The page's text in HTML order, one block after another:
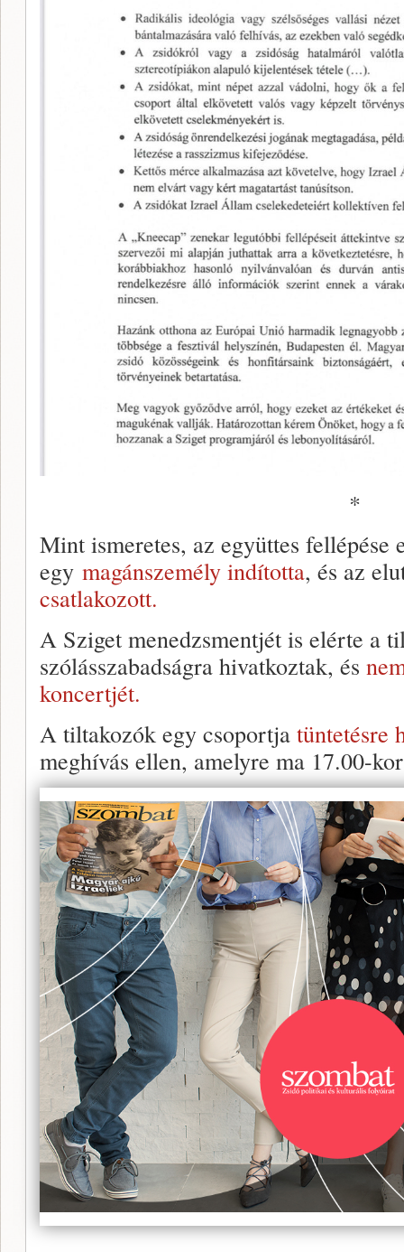
*
Mint ismeretes, az együttes fellépése
egy magánszemély indította, és az
csatlakozott.
A Sziget menedzsmentjét is elérte a
szólásszabadságra hivatkoztak, és
koncertjét.
A tiltakozók egy csoportja tüntetésre
meghívás ellen, amelyre ma 17.00-